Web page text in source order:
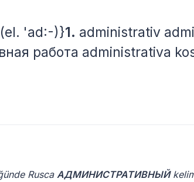
'ad:-)}1. administrativ
работа administrativa
Rusca АДМИНИСТРАТИВНЫЙ